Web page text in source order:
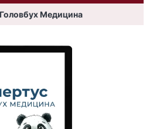
Медицина